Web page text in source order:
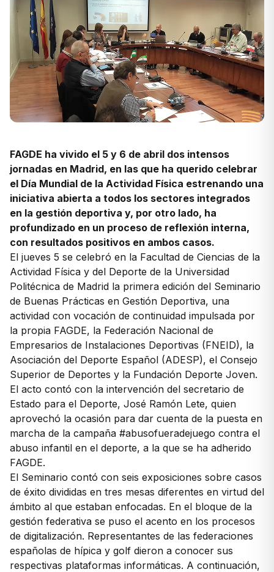
FAGDE ha vivido el 5 y 6 de abril dos intensos
jornadas en Madrid, en las que ha querido celebrar
el Día Mundial de la Actividad Física estrenando una
iniciativa abierta a todos los sectores integrados
en la gestión deportiva y, por otro lado, ha
profundizado en un proceso de reflexión interna,
con resultados positivos en ambos casos.
El jueves 5 se celebró en la Facultad de Ciencias de la
Actividad Física y del Deporte de la Universidad
Politécnica de Madrid la primera edición del Seminario
de Buenas Prácticas en Gestión Deportiva, una
actividad con vocación de continuidad impulsada por
la propia FAGDE, la Federación Nacional de
Empresarios de Instalaciones Deportivas (FNEID), la
Asociación del Deporte Español (ADESP), el Consejo
Superior de Deportes y la Fundación Deporte Joven.
El acto contó con la intervención del secretario de
Estado para el Deporte, José Ramón Lete, quien
aprovechó la ocasión para dar cuenta de la puesta en
marcha de la campaña #abusofueradejuego contra el
abuso infantil en el deporte, a la que se ha adherido
FAGDE.
El Seminario contó con seis exposiciones sobre casos
de éxito divididas en tres mesas diferentes en virtud del
ámbito al que estaban enfocadas. En el bloque de la
gestión federativa se puso el acento en los procesos
de digitalización. Representantes de las federaciones
españolas de hípica y golf dieron a conocer sus
respectivas plataformas informáticas. A continuación,